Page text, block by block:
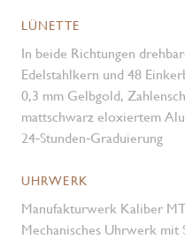
LÜNETTE
In beide Richtungen
Edelstahlkern und 48
0,3 mm Gelbgold,
mattschwarz eloxiertem
24‑Stunden‑Graduierung
UHRWERK
Manufakturwerk Kaliber
Mechanisches Uhrwerk mit